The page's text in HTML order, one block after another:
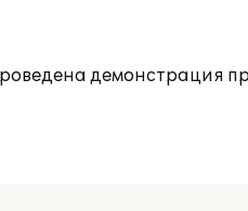
демонстрация